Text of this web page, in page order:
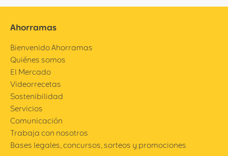
Ahorramas
Bienvenido Ahorramas
Quiénes somos
El Mercado
Videorrecetas
Sostenibilidad
Servicios
Comunicación
Trabaja con nosotros
Bases legales, concursos, sorteos y promociones